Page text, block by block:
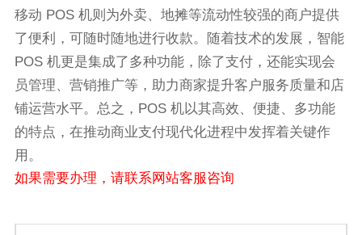
移动 POS 机则为外卖、地摊等流动性较强的商户提供
了便利，可随时随地进行收款。随着技术的发展，智能
POS 机更是集成了多种功能，除了支付，还能实现会
员管理、营销推广等，助力商家提升客户服务质量和店
铺运营水平。总之，POS 机以其高效、便捷、多功能
的特点，在推动商业支付现代化进程中发挥着关键作
用。
如果需要办理，请联系网站客服咨询